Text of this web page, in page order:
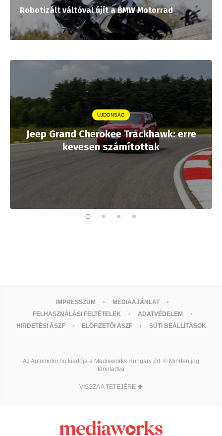
Robotizált váltóval újít a BMW Motorrad
ÚJDONSÁG
Jeep Grand Cherokee Trackhawk: erre
kevesen számítottak
IMPRESSZUM
MÉDIAAJÁNLAT
FELHASZNÁLÁSI FELTÉTELEK
ADATVÉDELEM
HIRDETÉSI ÁSZF
ELŐFIZETŐI ÁSZF SÜTI BEÁLLÍTÁSOK
Az Automotor.hu kiadója a Mediaworks Hungary Zrt. © Minden jog
fenntartva
VISSZA A TETEJÉRE